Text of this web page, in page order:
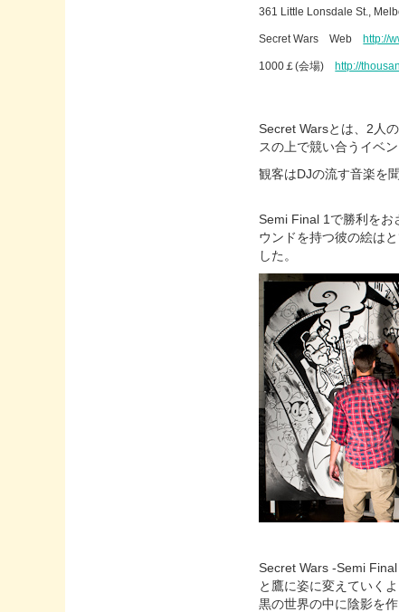
361 Little Lonsdale St.,
Secret Wars Webhttp://
1000￡(会場)http://
Secret Warsとは、2人
スの上で競い合うイベン
観客はDJの流す音楽を
Semi Final 1で勝利をお
ウンドを持つ彼の絵は
した。
Secret Wars -Semi
と鷹に姿に変えていく
黒の世界の中に陰影を